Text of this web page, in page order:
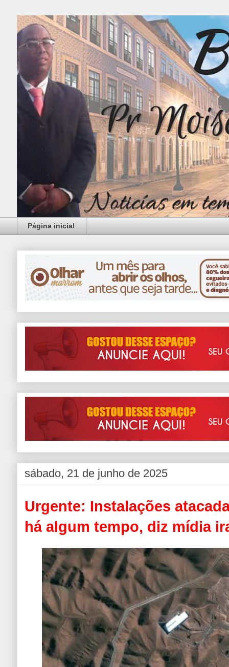
Página inicial
sábado, 21 de junho de 2025
Urgente: Instalações
há algum tempo, diz mídia